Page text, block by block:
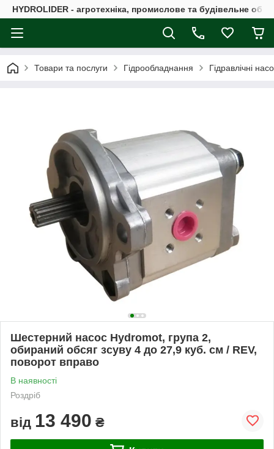
HYDROLIDER - агротехніка, промислове та будівельне
Товари та послуги Гідрообладнання Гідравлічні
Шестерний насос Hydromot, група 2,
обираний обсяг зсуву 4 до 27,9 куб. см / REV,
поворот вправо
В наявності
Роздріб
від 13 490 ₴